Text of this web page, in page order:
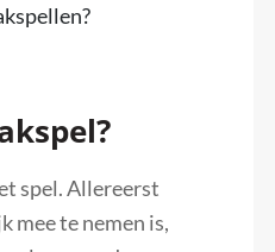
spel. Allereerst
mee te nemen is,